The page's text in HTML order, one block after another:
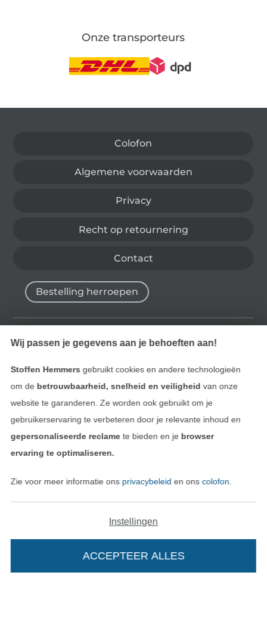
In je winkelwagen
Onze transporteurs
Colofon
Algemene voorwaarden
Privacy
Recht op retournering
Contact
Bestelling herroepen
Vind meer inspiratie
Deutsch
Nederlands
Wissel naar deFrançais
Wissel naar de
Wij passen je gegevens aan je behoeften aan!
Stoffen Hemmers gebruikt cookies en andere technologieën
om de betrouwbaarheid, snelheid en veiligheid van onze
website te garanderen. Ze worden ook gebruikt om je
gebruikerservaring te verbeteren door je relevante inhoud en
gepersonaliseerde reclamete bieden en je browser
ervaring te optimaliseren.
Zie voor meer informatie ons privacybeleid en ons colofon
Instellingen
ACCEPTEER ALLES